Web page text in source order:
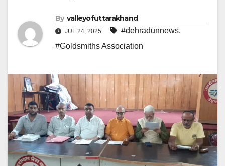
By valleyofuttarakhand
JUL 24, 2025 #dehradunnews,
#Goldsmiths Association